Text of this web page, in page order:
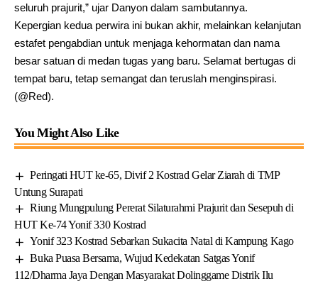
seluruh prajurit,” ujar Danyon dalam sambutannya.
Kepergian kedua perwira ini bukan akhir, melainkan kelanjutan
estafet pengabdian untuk menjaga kehormatan dan nama
besar satuan di medan tugas yang baru. Selamat bertugas di
tempat baru, tetap semangat dan teruslah menginspirasi.
(@Red).
You Might Also Like
Peringati HUT ke-65, Divif 2 Kostrad Gelar Ziarah di TMP
Untung Surapati
Riung Mungpulung Pererat Silaturahmi Prajurit dan Sesepuh di
HUT Ke-74 Yonif 330 Kostrad
Yonif 323 Kostrad Sebarkan Sukacita Natal di Kampung Kago
Buka Puasa Bersama, Wujud Kedekatan Satgas Yonif
112/Dharma Jaya Dengan Masyarakat Dolinggame Distrik Ilu